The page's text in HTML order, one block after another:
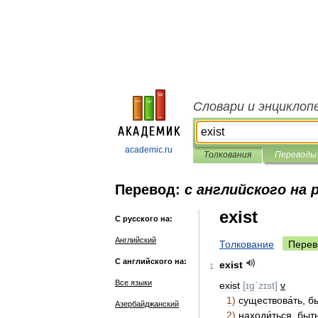
academic.ru
Словари и
Толкования Переводы
Перевод: с английского на
С русского на:
Английский
С английского на:
Все языки
Азербайджанский
exist
Толкование
1
exist
exist [ɪgˊzɪst] v
1) существова́ть
2) находи́ться